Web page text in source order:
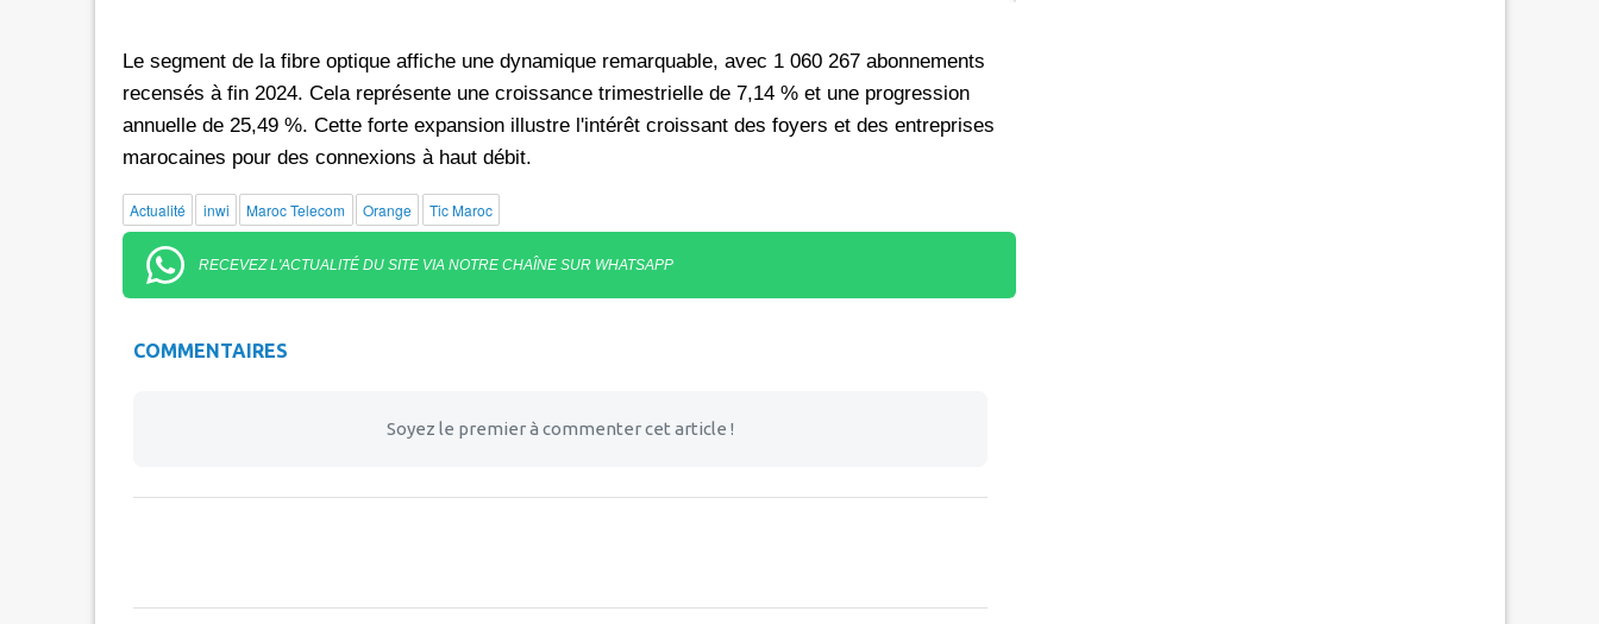
Le segment de la fibre optique affiche une dynamique remarquable, avec 1 060 267 abonnements
recensés à fin 2024. Cela représente une croissance trimestrielle de 7,14 % et une progression
annuelle de 25,49 %. Cette forte expansion illustre l'intérêt croissant des foyers et des entreprises
marocaines pour des connexions à haut débit.
Actualité inwi Maroc Telecom Orange Tic Maroc
RECEVEZ L'ACTUALITÉ DU SITE VIA NOTRE CHAÎNE SUR WHATSAPP
COMMENTAIRES
Soyez le premier à commenter cet article !